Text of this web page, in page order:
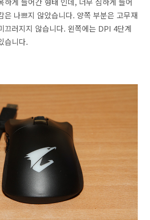
은 나쁘지 않았습니다. 양쪽 부분은 고무재
끄러지지 않습니다. 왼쪽에는 DPI 4단계
습니다.